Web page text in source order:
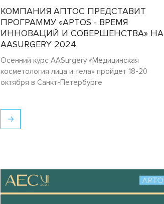
КОМПАНИЯ АПТОС ПРЕДСТАВИТ
ПРОГРАММУ «APTOS - ВРЕМЯ
ИННОВАЦИЙ И СОВЕРШЕНСТВА» НА
AASURGERY 2024
Осенний курс AASurgery «Медицинская
косметология лица и тела» пройдет 18-20
октября в Санкт-Петербурге